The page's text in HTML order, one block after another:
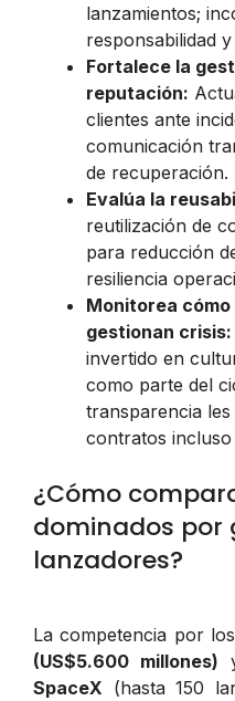
lanzamientos;
responsabilidad
Fortalece la
reputación:
clientes ante
comunicación
de recuperación.
Evalúa la
reutilización de
para reducción
resiliencia
Monitorea
gestionan crisis:
invertido en
como parte del
transparencia
contratos
¿Cómo
dominados por
lanzadores?
La competencia por los
(US$5.600 millones)
SpaceX (hasta 150